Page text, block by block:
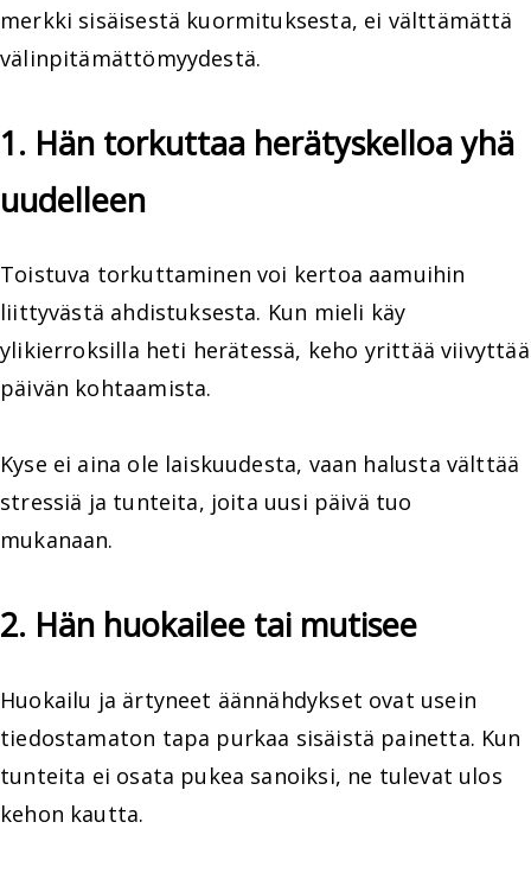
merkki sisäisestä kuormituksesta, ei välttämättä
välinpitämättömyydestä.
1. Hän torkuttaa herätyskelloa yhä
uudelleen
Toistuva torkuttaminen voi kertoa aamuihin
liittyvästä ahdistuksesta. Kun mieli käy
ylikierroksilla heti herätessä, keho yrittää viivyttää
päivän kohtaamista.
Kyse ei aina ole laiskuudesta, vaan halusta välttää
stressiä ja tunteita, joita uusi päivä tuo
mukanaan.
2. Hän huokailee tai mutisee
Huokailu ja ärtyneet äännähdykset ovat usein
tiedostamaton tapa purkaa sisäistä painetta. Kun
tunteita ei osata pukea sanoiksi, ne tulevat ulos
kehon kautta.